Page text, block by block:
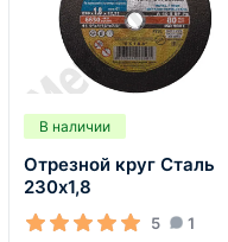
В наличии
Отрезной круг Сталь
230х1,8
5 1